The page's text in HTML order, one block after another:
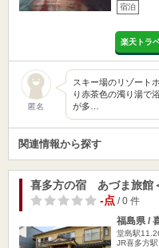
宿泊
楽天トラ
匿名
スキー場のリゾート
り赤茶色の濁り湯で
が多…
関連情報から探す
喜多方の宿 あづま旅館
-点/ 0 件
福島県 /
堂島駅
JR喜多方